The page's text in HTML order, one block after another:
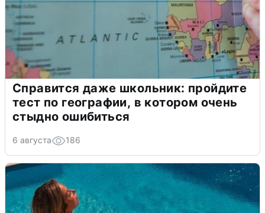
Справится даже школьник: пройдите
тест по географии, в котором очень
стыдно ошибиться
6 августа 186